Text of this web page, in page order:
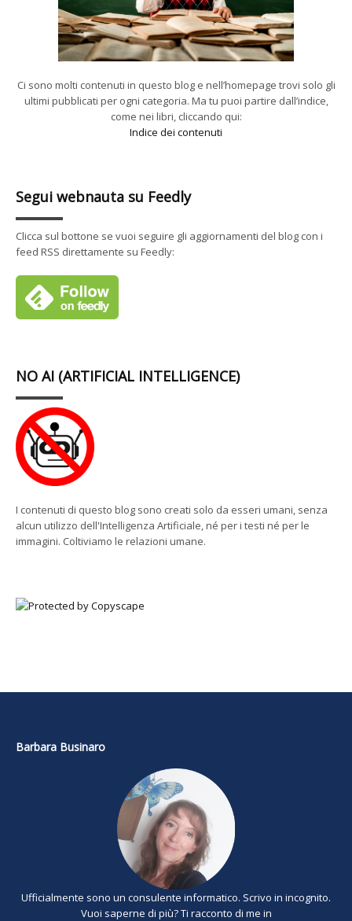
Ci sono molti contenuti in questo blog e nell’homepage trovi solo gli
ultimi pubblicati per ogni categoria. Ma tu puoi partire dall’indice,
come nei libri, cliccando qui:
Indice dei contenuti
Segui webnauta su Feedly
Clicca sul bottone se vuoi seguire gli aggiornamenti del blog con i
feed RSS direttamente su Feedly:
NO AI (ARTIFICIAL INTELLIGENCE)
I contenuti di questo blog sono creati solo da esseri umani, senza
alcun utilizzo dell'Intelligenza Artificiale, né per i testi né per le
immagini. Coltiviamo le relazioni umane.
Barbara Businaro
Ufficialmente sono un consulente informatico. Scrivo in incognito.
Vuoi saperne di più? Ti racconto di me in